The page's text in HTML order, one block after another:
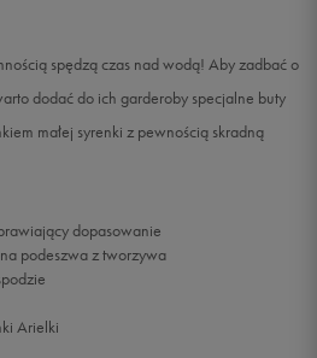
spędzą czas nad wodą! Aby zadbać o
dodać do ich garderoby specjalne buty
małej syrenki z pewnością skradną
dopasowanie
podeszwa z tworzywa
Arielki